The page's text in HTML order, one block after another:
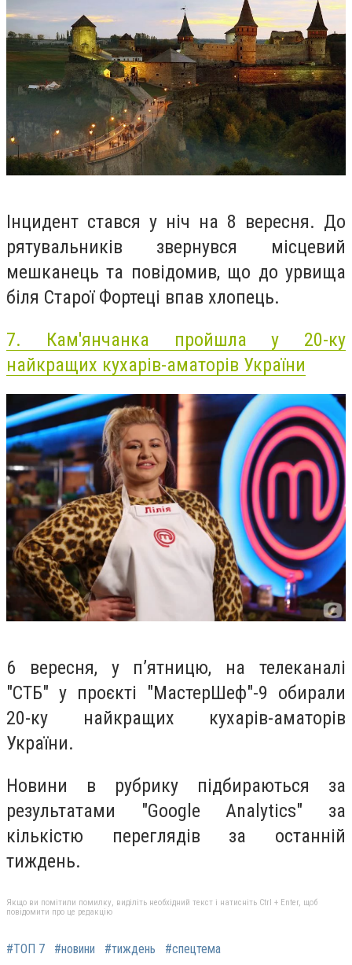
Інцидент стався у ніч на 8 вересня. До
рятувальників звернувся місцевий
мешканець та повідомив, що до урвища
біля Старої Фортеці впав хлопець.
7. Кам'янчанка пройшла у 20-ку
найкращих кухарів-аматорів України
6 вересня, у п’ятницю, на телеканалі
"СТБ" у проєкті "МастерШеф"-9 обирали
20-ку найкращих кухарів-аматорів
України.
Новини в рубрику підбираються за
результатами "Google Analytics" за
кількістю переглядів за останній
тиждень.
Якщо ви помітили помилку, виділіть необхідний текст і натисніть Ctrl + Enter, щоб
повідомити про це редакцію
#ТОП 7 #новини #тиждень #спецтема